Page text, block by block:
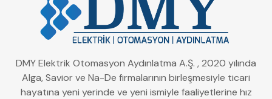
DMY Elektrik Otomasyon Aydınlatma A.Ş. , 2020 yılında
Alga, Savior ve Na-De firmalarının birleşmesiyle ticari
hayatına yeni yerinde ve yeni ismiyle faaliyetlerine hız